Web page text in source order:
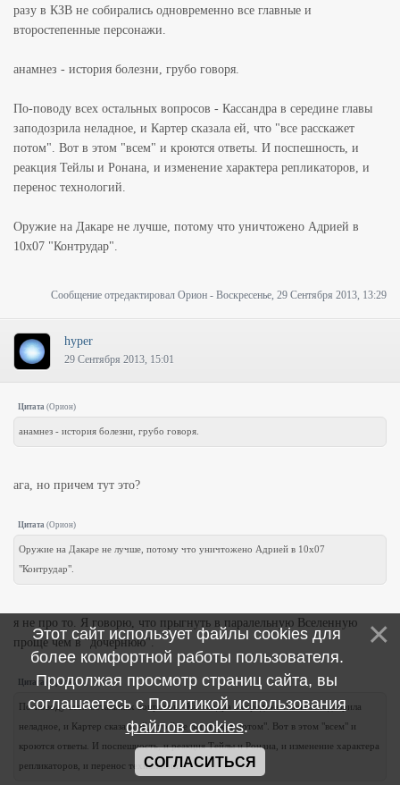
разу в КЗВ не собирались одновременно все главные и
второстепенные персонажи.
анамнез - история болезни, грубо говоря.
По-поводу всех остальных вопросов - Кассандра в середине главы
заподозрила неладное, и Картер сказала ей, что "все расскажет
потом". Вот в этом "всем" и кроются ответы. И поспешность, и
реакция Тейлы и Ронана, и изменение характера репликаторов, и
перенос технологий.
Оружие на Дакаре не лучше, потому что уничтожено Адрией в
10х07 "Контрудар".
Сообщение отредактировал Орион - Воскресенье, 29 Сентября 2013, 13:29
hyper
29 Сентября 2013, 15:01
Цитата (Орион)
анамнез - история болезни, грубо говоря.
ага, но причем тут это?
Цитата (Орион)
Оружие на Дакаре не лучше, потому что уничтожено Адрией в 10х07
"Контрудар".
я не про то. Я говорю, что прыгнуть в паралельную Вселенную
проще чем в "дочернюю".
Цитата Орион )
По-поводу всех остальных вопросов - Кассандра в середине главы заподозрила
неладное, и Картер сказала ей, что "все расскажет потом". Вот в этом "всем" и
кроются ответы. И поспешность, и реакция Тейлы и Ронана, и изменение характера
репликаторов, и перенос технологий.
Этот сайт использует файлы cookies для
более комфортной работы пользователя.
Продолжая просмотр страниц сайта, вы
соглашаетесь сПолитикой использования
файлов cookies.
СОГЛАСИТЬСЯ